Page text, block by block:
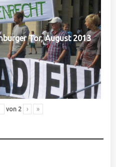
Tor, August 2013
von 2 › »